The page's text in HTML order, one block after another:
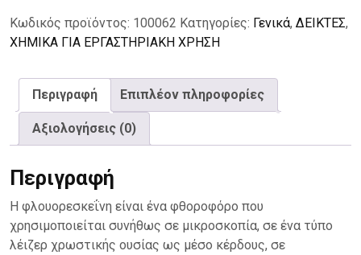
Κωδικός προϊόντος: 100062 Κατηγορίες: Γενικά, ΔΕΙΚΤΕΣ,
ΧΗΜΙΚΑ ΓΙΑ ΕΡΓΑΣΤΗΡΙΑΚΗ ΧΡΗΣΗ
Περιγραφή Επιπλέον πληροφορίες
Αξιολογήσεις (0)
Περιγραφή
Η φλουορεσκεΐνη είναι ένα φθοροφόρο που
χρησιμοποιείται συνήθως σε μικροσκοπία, σε ένα τύπο
λέιζερ χρωστικής ουσίας ως μέσο κέρδους, σε